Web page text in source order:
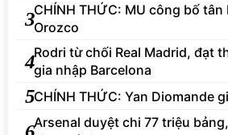
3CHÍNH THỨC: MU công bố
Orozco
4Rodri từ chối Real Madrid, đạt
gia nhập Barcelona
5CHÍNH THỨC: Yan Diomande
Arsenal duyệt chi 77 triệu